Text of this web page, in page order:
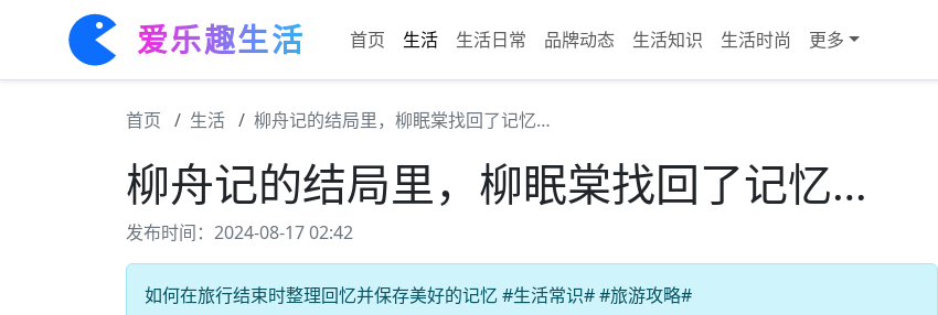
爱乐趣生活 首页 生活 生活日常 品牌动态 生活知识 生活时尚 更多
首页 生活 柳舟记的结局里，柳眠棠找回了记忆…
柳舟记的结局里，柳眠棠找回了记忆…
发布时间：2024-08-17 02:42
如何在旅行结束时整理回忆并保存美好的记忆 #生活常识# #旅游攻略#